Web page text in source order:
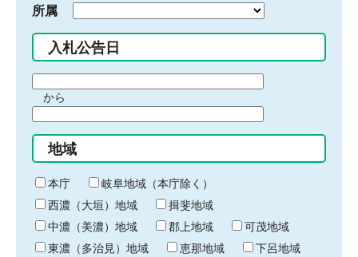
所属
入札公告日
間
始
り
から
間
終
わ
り
地域
本庁
岐阜地域（本庁除く）
西濃（大垣）地域
揖斐地域
中濃（美濃）地域
郡上地域
可茂地域
東濃（多治見）地域
恵那地域
下呂地域